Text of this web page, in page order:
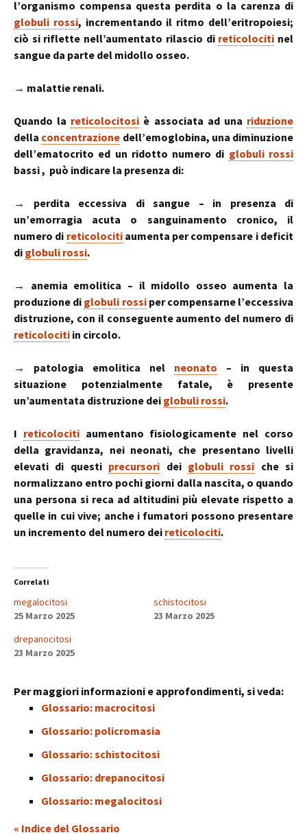
l’organismo compensa questa perdita o la carenza di
globuli rossi, incrementando il ritmo dell’eritropoiesi;
ciò si riflette nell’aumentato rilascio di reticolociti nel
sangue da parte del midollo osseo.
→ malattie renali.
Quando la reticolocitosi è associata ad una riduzione
della concentrazione dell’emoglobina, una diminuzione
dell’ematocrito ed un ridotto numero di globuli rossi
bassi , può indicare la presenza di:
→ perdita eccessiva di sangue – in presenza di
un’emorragia acuta o sanguinamento cronico, il
numero di reticolocitiaumenta per compensare i deficit
di globuli rossi.
→ anemia emolitica – il midollo osseo aumenta la
produzione di globuli rossiper compensarne l’eccessiva
distruzione, con il conseguente aumento del numero di
reticolociti in circolo.
→ patologia emolitica nel neonato – in questa
situazione potenzialmente fatale, è presente
un’aumentata distruzione dei globuli rossi.
I reticolocitiaumentano fisiologicamente nel corso
della gravidanza, nei neonati, che presentano livelli
elevati di questi precursori dei globuli rossi che si
normalizzano entro pochi giorni dalla nascita, o quando
una persona si reca ad altitudini più elevate rispetto a
quelle in cui vive; anche i fumatori possono presentare
un incremento del numero dei reticolociti.
Correlati
megalocitosi
25 Marzo 2025
schistocitosi
23 Marzo 2025
drepanocitosi
23 Marzo 2025
Per maggiori informazioni e approfondimenti, si veda:
Glossario: macrocitosi
Glossario: policromasia
Glossario: schistocitosi
Glossario: drepanocitosi
Glossario: megalocitosi
« Indice del Glossario